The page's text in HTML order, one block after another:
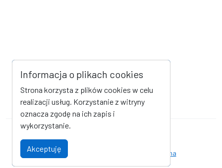
Deklaracja dostępności Strona archiwalna
Informacja o plikach cookies
Strona korzysta z plików cookies w celu
realizacji usług. Korzystanie z witryny
oznacza zgodę na ich zapis i
wykorzystanie.
Akceptuję